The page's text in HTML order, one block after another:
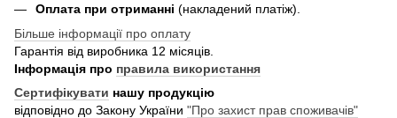
Оплата при отриманні (накладений платіж).
Більше інформації про оплату
Гарантія від виробника 12 місяців.
Інформація про правила використання
Сертифікувати нашу продукцію
відповідно до Закону України "Про захист прав споживачів"